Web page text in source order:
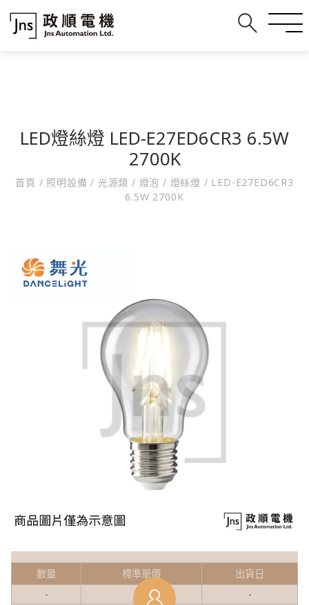
LED燈絲燈 LED-E27ED6CR3 6.5W
2700K
首頁 / 照明設備/ 光源類 / 燈泡/ 燈絲燈 / LED-E27ED6CR3
6.5W 2700K
數量 標準單價
出貨日
-
-